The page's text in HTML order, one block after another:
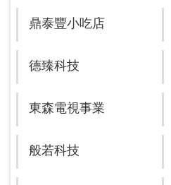
鼎泰豐小吃店
德臻科技
東森電視事業
般若科技